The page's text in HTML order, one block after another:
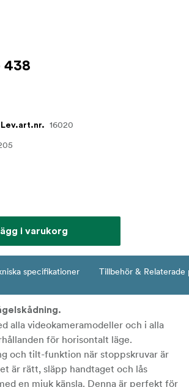
438
Lev.art.nr. 16020
i varukorg
specifikationer Tillbehör & Relaterade
alla videokameramodeller och i alla
för horisontalt läge.
och tilt-funktion när stoppskruvar är
är rätt, släpp handtaget och lås
en mjuk känsla. Denna är perfekt för